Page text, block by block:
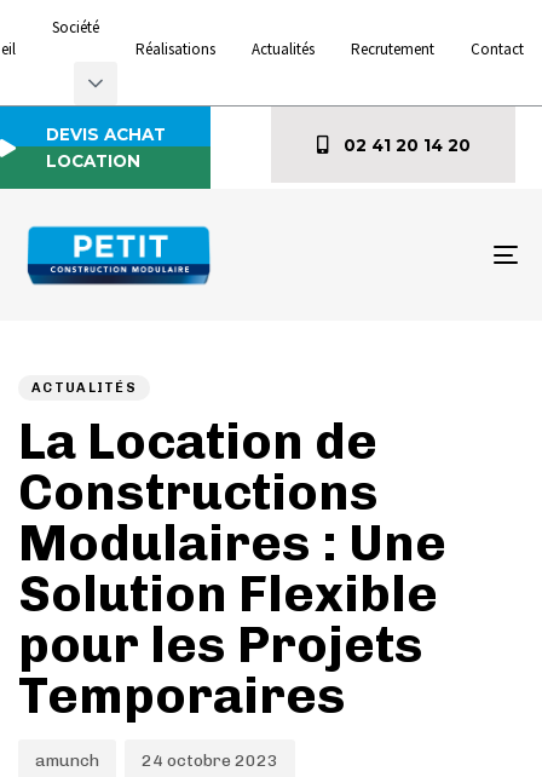
Société
Réalisations
Actualités Recrutement Contact
DEVIS ACHAT
LOCATION
02 41 20 14 20
ACTUALITÉS
La Location de
Constructions
Modulaires : Une
Solution Flexible
pour les Projets
Temporaires
amunch 24 octobre 2023